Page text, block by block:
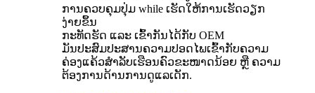
ການຄວບຄຸມປຸ່ມ while ເຮັດໃຫ້ການເຮັດວຽກ
ງ່າຍຂຶ້ນ
ກະທັດຮັດ ແລະ ເຂົ້າກັນໄດ້ກັບ OEM
ມັນປະສົມປະສານຄວາມປອດໄພເຂົ້າກັບຄວາມ
ຄ່ອງແຄ້ວສຳລັບເຮືອນຄົວຂະໜາດນ້ອຍ ຫຼື ຄວາມ
ຕ້ອງການດ້ານການດູແລເດັກ.